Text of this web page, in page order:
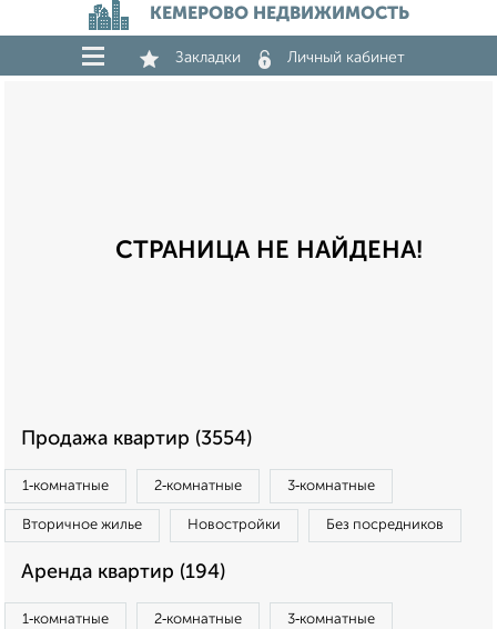
КЕМЕРОВО НЕДВИЖИМОСТЬ
Закладки Личный кабинет
СТРАНИЦА НЕ НАЙДЕНА!
Продажа квартир (3554)
1‑комнатные 2‑комнатные 3‑комнатные
Вторичное жилье Новостройки Без посредников
Аренда квартир (194)
1‑комнатные 2‑комнатные 3‑комнатные